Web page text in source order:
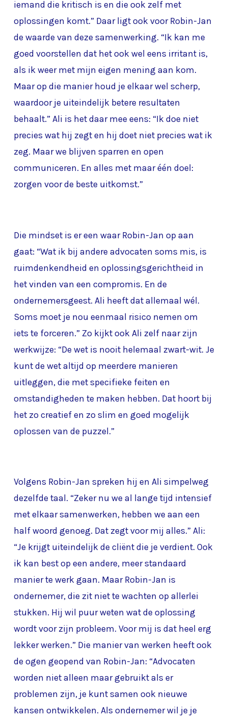
iemand die kritisch is en die ook zelf met
oplossingen komt.” Daar ligt ook voor Robin-Jan
de waarde van deze samenwerking. “Ik kan me
goed voorstellen dat het ook wel eens irritant is,
als ik weer met mijn eigen mening aan kom.
Maar op die manier houd je elkaar wel scherp,
waardoor je uiteindelijk betere resultaten
behaalt.” Ali is het daar mee eens: “Ik doe niet
precies wat hij zegt en hij doet niet precies wat ik
zeg. Maar we blijven sparren en open
communiceren. En alles met maar één doel:
zorgen voor de beste uitkomst.”
Die mindset is er een waar Robin-Jan op aan
gaat: “Wat ik bij andere advocaten soms mis, is
ruimdenkendheid en oplossingsgerichtheid in
het vinden van een compromis. En de
ondernemersgeest. Ali heeft dat allemaal wél.
Soms moet je nou eenmaal risico nemen om
iets te forceren.” Zo kijkt ook Ali zelf naar zijn
werkwijze: “De wet is nooit helemaal zwart-wit. Je
kunt de wet altijd op meerdere manieren
uitleggen, die met specifieke feiten en
omstandigheden te maken hebben. Dat hoort bij
het zo creatief en zo slim en goed mogelijk
oplossen van de puzzel.”
Volgens Robin-Jan spreken hij en Ali simpelweg
dezelfde taal. “Zeker nu we al lange tijd intensief
met elkaar samenwerken, hebben we aan een
half woord genoeg. Dat zegt voor mij alles.” Ali:
“Je krijgt uiteindelijk de cliënt die je verdient. Ook
ik kan best op een andere, meer standaard
manier te werk gaan. Maar Robin-Jan is
ondernemer, die zit niet te wachten op allerlei
stukken. Hij wil puur weten wat de oplossing
wordt voor zijn probleem. Voor mij is dat heel erg
lekker werken.” Die manier van werken heeft ook
de ogen geopend van Robin-Jan: “Advocaten
worden niet alleen maar gebruikt als er
problemen zijn, je kunt samen ook nieuwe
kansen ontwikkelen. Als ondernemer wil je je